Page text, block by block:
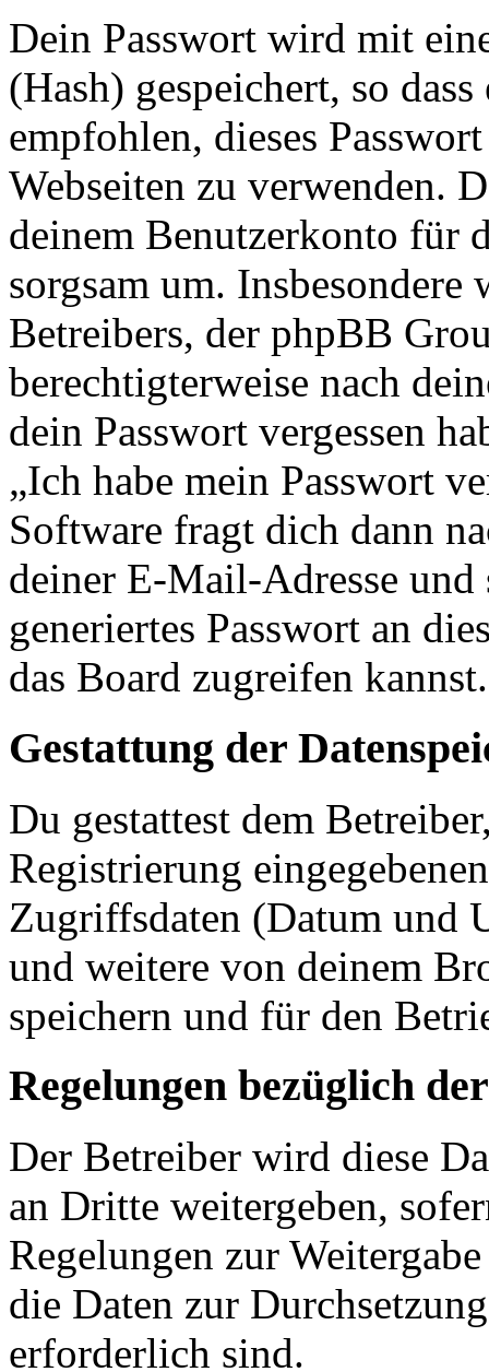
Dein Passwort wird mit
(Hash) gespeichert, so
empfohlen, dieses
Webseiten zu verwenden.
deinem Benutzerkonto für
sorgsam um.
Betreibers, der phpBB
berechtigterweise nach
dein Passwort vergessen
„Ich habe mein Passwort
Software fragt dich dann
deiner E-Mail-Adresse und
generiertes Passwort an
das Board zugreifen kannst.
Gestattung der
Du gestattest dem
Registrierung
Zugriffsdaten (Datum und
und weitere von deinem
speichern und für den
Regelungen bezüglich
Der Betreiber wird diese
an Dritte weitergeben,
Regelungen zur
die Daten zur
erforderlich sind.